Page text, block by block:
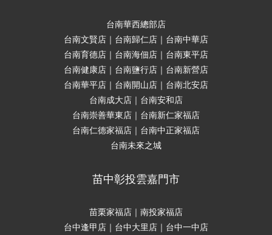
台南華西總部店
台南文賢店｜台南歸仁店｜台南中華店
台南育德店｜台南海佃店｜台南東平店
台南健康店｜台南鹽行店｜台南新營店
台南華平店｜台南開山店｜台南北安店
台南成大店｜台南安和店
台南崇善華東店｜台南新仁家福店
台南仁德家福店｜台南中正家福店
台南未來之城
苗中彰投雲嘉門市
苗栗家福店｜南投家福店
台中逢甲店｜台中大里店｜台中一中店